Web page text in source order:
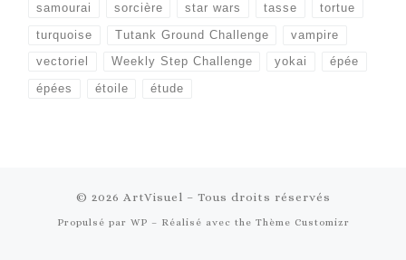
samourai sorcière star wars tasse tortue
turquoise Tutank Ground Challenge vampire
vectoriel Weekly Step Challenge yokai épée
épées étoile étude
© 2026 ArtVisuel – Tous droits réservés
Propulsé par WP – Réalisé avec the Thème Customizr